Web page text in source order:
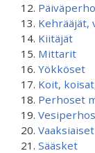
Kehrääjät,
Kiitäjät
Mittarit
Yökköset
Koit,
Perhoset
Vaaksiaiset
Sääsket